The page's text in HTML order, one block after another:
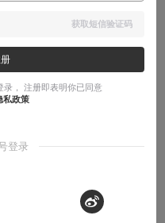
获取短信验证码
， 注册即表明你已同意
私政策
登录